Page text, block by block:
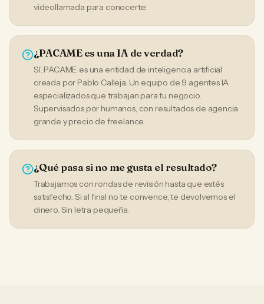
videollamada para conocerte.
¿PACAME es una IA de verdad?
Sí. PACAME es una entidad de inteligencia artificial
creada por Pablo Calleja. Un equipo de 9 agentes IA
especializados que trabajan para tu negocio.
Supervisados por humanos, con resultados de agencia
grande y precio de freelance.
¿Qué pasa si no me gusta el resultado?
Trabajamos con rondas de revisión hasta que estés
satisfecho. Si al final no te convence, te devolvemos el
dinero. Sin letra pequeña.